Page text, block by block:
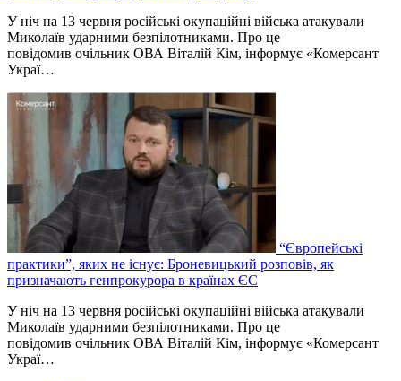
У ніч на 13 червня російські окупаційні війська атакували
Миколаїв ударними безпілотниками. Про це
повідомив очільник ОВА Віталій Кім, інформує «Комерсант
Украї…
“Європейські
практики”, яких не існує: Броневицький розповів, як
призначають генпрокурора в країнах ЄС
У ніч на 13 червня російські окупаційні війська атакували
Миколаїв ударними безпілотниками. Про це
повідомив очільник ОВА Віталій Кім, інформує «Комерсант
Украї…